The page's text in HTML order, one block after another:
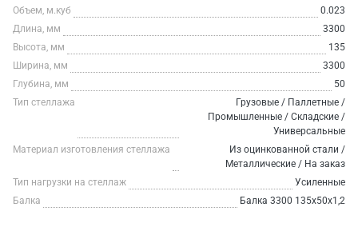
Объем, м.куб
0.023
Длина, мм
3300
Высота, мм
135
Ширина, мм
3300
Глубина, мм
50
Тип стеллажа
Грузовые / Паллетные /
Промышленные / Складские /
Универсальные
Материал изготовления стеллажа
Из оцинкованной стали /
Металлические / На заказ
Тип нагрузки на стеллаж
Усиленные
Балка
Балка 3300 135х50х1,2